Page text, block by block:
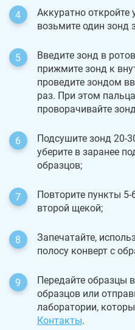
Аккуратно откройте
возьмите один зонд
Введите зонд в
прижмите зонд к
проведите зондом
раз. При этом
проворачивайте
Подсушите зонд 20-
уберите в заранее
образцов;
Повторите пункты
второй щекой;
Запечатайте,
полосу конверт с
Передайте образцы
образцов или
лаборатории,
Контакты.